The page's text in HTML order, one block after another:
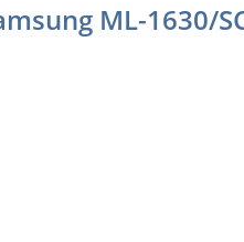
ML-1630/